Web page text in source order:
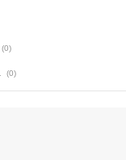
(0)
(0)